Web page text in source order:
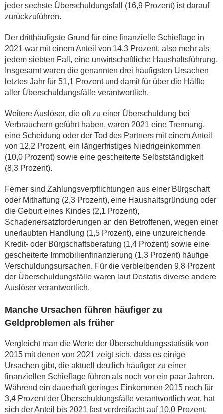
jeder sechste Überschuldungsfall (16,9 Prozent) ist darauf
zurückzuführen.
Der dritthäufigste Grund für eine finanzielle Schieflage in
2021 war mit einem Anteil von 14,3 Prozent, also mehr als
jedem siebten Fall, eine unwirtschaftliche Haushaltsführung.
Insgesamt waren die genannten drei häufigsten Ursachen
letztes Jahr für 51,1 Prozent und damit für über die Hälfte
aller Überschuldungsfälle verantwortlich.
Weitere Auslöser, die oft zu einer Überschuldung bei
Verbrauchern geführt haben, waren 2021 eine Trennung,
eine Scheidung oder der Tod des Partners mit einem Anteil
von 12,2 Prozent, ein längerfristiges Niedrigeinkommen
(10,0 Prozent) sowie eine gescheiterte Selbstständigkeit
(8,3 Prozent).
Ferner sind Zahlungsverpflichtungen aus einer Bürgschaft
oder Mithaftung (2,3 Prozent), eine Haushaltsgründung oder
die Geburt eines Kindes (2,1 Prozent),
Schadenersatzforderungen an den Betroffenen, wegen einer
unerlaubten Handlung (1,5 Prozent), eine unzureichende
Kredit- oder Bürgschaftsberatung (1,4 Prozent) sowie eine
gescheiterte Immobilienfinanzierung (1,3 Prozent) häufige
Verschuldungsursachen. Für die verbleibenden 9,8 Prozent
der Überschuldungsfälle waren laut Destatis diverse andere
Auslöser verantwortlich.
Manche Ursachen führen häufiger zu
Geldproblemen als früher
Vergleicht man die Werte der Überschuldungsstatistik von
2015 mit denen von 2021 zeigt sich, dass es einige
Ursachen gibt, die aktuell deutlich häufiger zu einer
finanziellen Schieflage führen als noch vor ein paar Jahren.
Während ein dauerhaft geringes Einkommen 2015 noch für
3,4 Prozent der Überschuldungsfälle verantwortlich war, hat
sich der Anteil bis 2021 fast verdreifacht auf 10,0 Prozent.